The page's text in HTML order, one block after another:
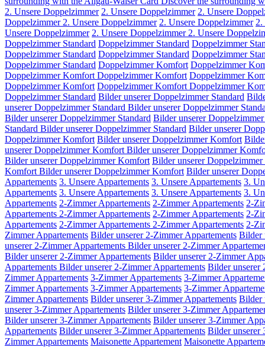
2. Unsere Doppelzimmer 2. Unsere Doppelzimmer 2. Unsere
Doppelzimmer 2. Unsere Doppelzimmer 2. Unsere Doppelzimmer 2.
Unsere Doppelzimmer 2. Unsere Doppelzimmer 2. Unsere
Doppelzimmer Standard Doppelzimmer Standard Doppelzimmer
Doppelzimmer Standard Doppelzimmer Standard Doppelzimmer
Doppelzimmer Standard Doppelzimmer Komfort Doppelzimmer
Doppelzimmer Komfort Doppelzimmer Komfort Doppelzimmer
Doppelzimmer Komfort Doppelzimmer Komfort Doppelzimmer
Doppelzimmer Standard Bilder unserer Doppelzimmer Standard
unserer Doppelzimmer Standard Bilder unserer Doppelzimmer
Bilder unserer Doppelzimmer Standard Bilder unserer Doppelzimmer
Standard Bilder unserer Doppelzimmer Standard Bilder unserer
Doppelzimmer Komfort Bilder unserer Doppelzimmer Komfort
unserer Doppelzimmer Komfort Bilder unserer Doppelzimmer
Bilder unserer Doppelzimmer Komfort Bilder unserer
Komfort Bilder unserer Doppelzimmer Komfort Bilder unserer
Appartements 3. Unsere Appartements 3. Unsere Appartements 3.
Appartements 3. Unsere Appartements 3. Unsere Appartements 3.
Appartements 2-Zimmer Appartements 2-Zimmer Appartements 2-
Appartements 2-Zimmer Appartements 2-Zimmer Appartements 2-
Appartements 2-Zimmer Appartements 2-Zimmer Appartements 2-
Zimmer Appartements Bilder unserer 2-Zimmer Appartements Bilder
unserer 2-Zimmer Appartements Bilder unserer 2-Zimmer
Bilder unserer 2-Zimmer Appartements Bilder unserer 2-Zimmer
Appartements Bilder unserer 2-Zimmer Appartements Bilder unserer
Zimmer Appartements 3-Zimmer Appartements 3-Zimmer
Zimmer Appartements 3-Zimmer Appartements 3-Zimmer
Zimmer Appartements Bilder unserer 3-Zimmer Appartements Bilder
unserer 3-Zimmer Appartements Bilder unserer 3-Zimmer
Bilder unserer 3-Zimmer Appartements Bilder unserer 3-Zimmer
Appartements Bilder unserer 3-Zimmer Appartements Bilder unserer
Zimmer Appartements Maisonette Appartement Maisonette